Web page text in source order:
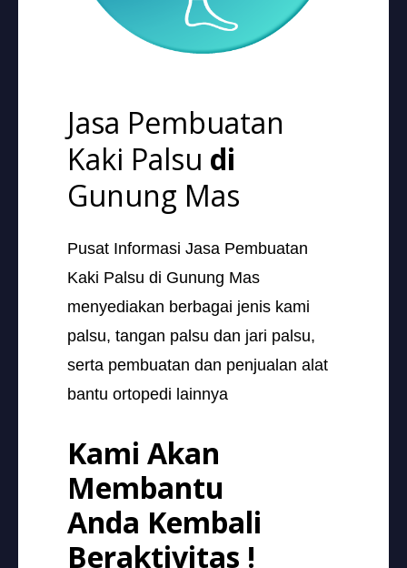
Jasa Pembuatan
Kaki Palsu di
Gunung Mas
Pusat Informasi Jasa Pembuatan
Kaki Palsu di Gunung Mas
menyediakan berbagai jenis kami
palsu, tangan palsu dan jari palsu,
serta pembuatan dan penjualan alat
bantu ortopedi lainnya
Kami Akan
Membantu
Anda Kembali
Beraktivitas !